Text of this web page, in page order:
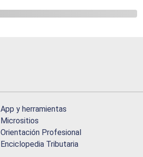
App y herramientas
Micrositios
Orientación Profesional
Enciclopedia Tributaria